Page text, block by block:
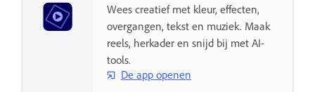
Wees creatief met kleur, effecten,
overgangen, tekst en muziek. Maak
reels, herkader en snijd bij met AI-
tools.
De app openen